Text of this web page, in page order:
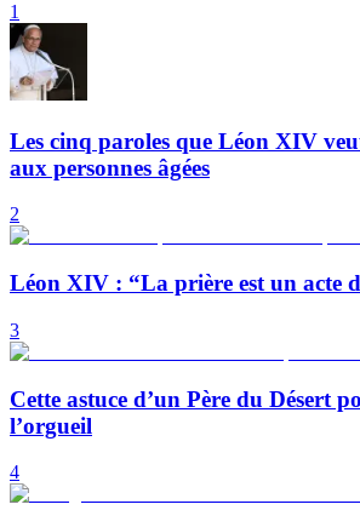
1
Les cinq paroles que Léon XIV
aux personnes âgées
2
Léon XIV : “La prière est un acte
3
Cette astuce d’un Père du Désert
l’orgueil
4